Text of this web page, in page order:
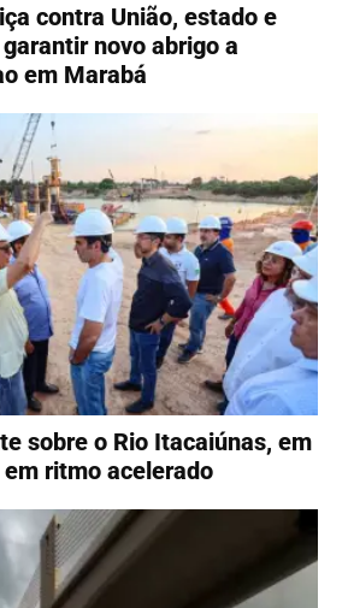
contra União, estado e
novo abrigo a
em Marabá
sobre o Rio Itacaiúnas, em
ritmo acelerado